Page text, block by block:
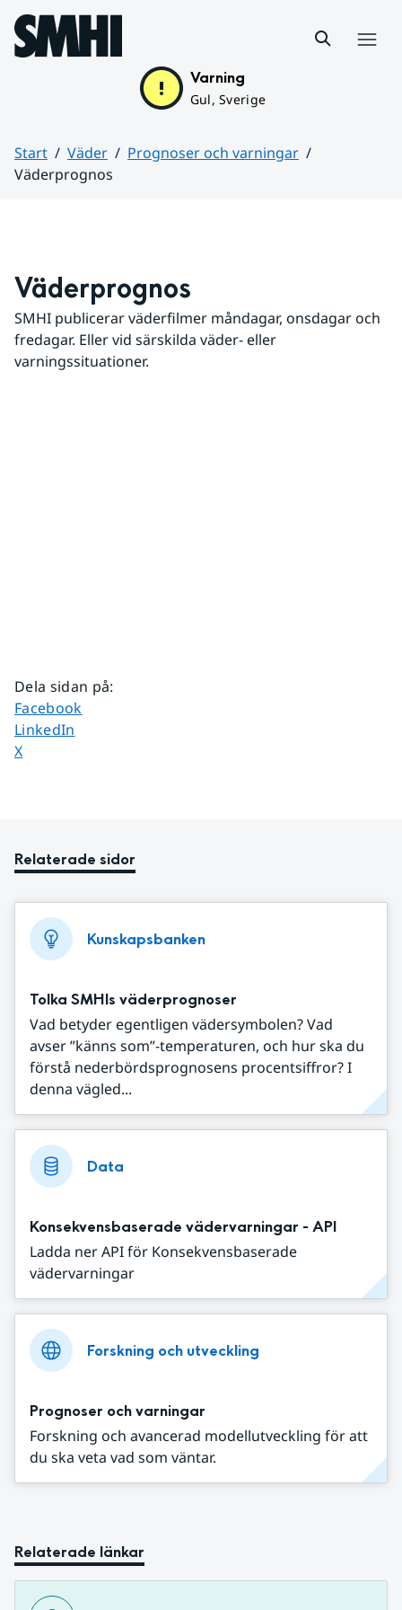
Hoppa till sidans innehåll
Varning
Gul, Sverige
Start Väder
Prognoser och varningar
Väderprognos
Väderprognos
SMHI publicerar väderfilmer måndagar, onsdagar och
fredagar. Eller vid särskilda väder- eller
varningssituationer.
Dela sidan på:
Dela sidan på
Facebook
Dela sidan på
LinkedIn
Dela sidan på
X
Relaterade sidor
Kunskapsbanken
Tolka SMHIs väderprognoser
Vad betyder egentligen vädersymbolen? Vad
avser ”känns som”-temperaturen, och hur ska du
förstå nederbördsprognosens procentsiffror? I
denna vägled...
Data
Konsekvensbaserade vädervarningar - API
Ladda ner API för Konsekvensbaserade
vädervarningar
Forskning och utveckling
Prognoser och varningar
Forskning och avancerad modellutveckling för att
du ska veta vad som väntar.
Relaterade länkar